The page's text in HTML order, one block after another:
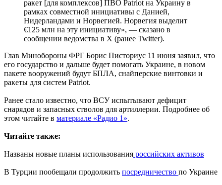
ракет [для комплексов] ПВО Patriot на Украину в
рамках совместной инициативы с Данией,
Нидерландами и Норвегией. Норвегия выделит
€125 млн на эту инициативу», — сказано в
сообщении ведомства в X (ранее Twitter).
Глав Минобороны ФРГ Борис Писториус 11 июня заявил, что
его государство и дальше будет помогать Украине, в новом
пакете вооружений будут БПЛА, снайперские винтовки и
ракеты для систем Patriot.
Ранее стало известно, что ВСУ испытывают дефицит
снарядов и запасных стволов для артиллерии. Подробнее об
этом читайте в материале «Радио 1».
Читайте также:
Названы новые планы использования российских активов
В Турции пообещали продолжить посредничество по Украине